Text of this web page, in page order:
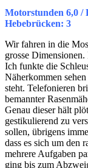
Motorstunden 6,0 /
Hebebrücken: 3
Wir fahren in die
grosse
Ich funkte die
Näherkommen
steht. Telefonieren
bemannter
Genau dieser hält
gestikulierend zu
sollen, übrigens
dass es sich um den
mehrere Aufgaben
ging bis zum